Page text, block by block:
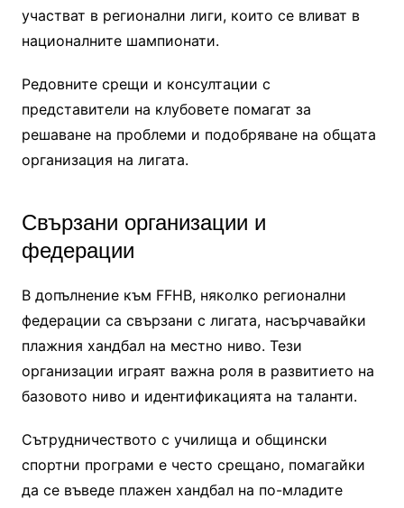
участват в регионални лиги, които се вливат в
националните шампионати.
Редовните срещи и консултации с
представители на клубовете помагат за
решаване на проблеми и подобряване на общата
организация на лигата.
Свързани организации и
федерации
В допълнение към FFHB, няколко регионални
федерации са свързани с лигата, насърчавайки
плажния хандбал на местно ниво. Тези
организации играят важна роля в развитието на
базовото ниво и идентификацията на таланти.
Сътрудничеството с училища и общински
спортни програми е често срещано, помагайки
да се въведе плажен хандбал на по-младите